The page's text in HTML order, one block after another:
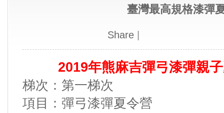
臺灣最高規格漆彈
Share
2019年熊麻吉彈弓漆彈親
梯次 ： 第一梯次
項目 ： 彈弓漆彈夏令營